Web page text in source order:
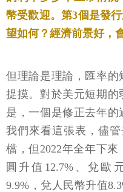
幣受歡迎。第3個是發
望如何？經濟前景好，
但理論是理論，匯率
捉摸。對於美元短期
是，一個是修正去年的
我們來看這張表，儘
檔，但2022年全年下
圓升值12.7%、兌歐
9.9%，兌人民幣升值